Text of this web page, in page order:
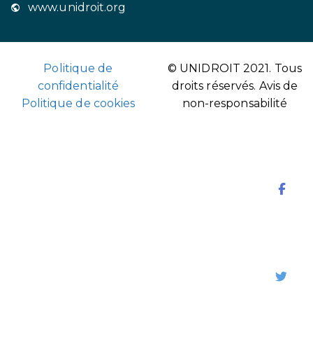
www.unidroit.org
Politique de
confidentialité
Politique de cookies
© UNIDROIT 2021. Tous
droits réservés. Avis de
non-responsabilité